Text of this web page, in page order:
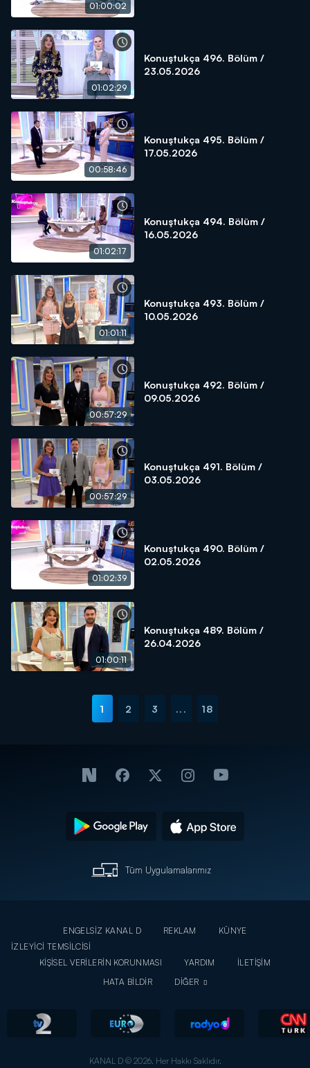
01:00:02
01:02:29
Konuştukça 496. Bölüm /
23.05.2026
00:58:46
Konuştukça 495. Bölüm /
17.05.2026
01:02:17
Konuştukça 494. Bölüm /
16.05.2026
01:01:11
Konuştukça 493. Bölüm /
10.05.2026
00:57:29
Konuştukça 492. Bölüm /
09.05.2026
00:57:29
Konuştukça 491. Bölüm /
03.05.2026
01:02:39
Konuştukça 490. Bölüm /
02.05.2026
01:00:11
Konuştukça 489. Bölüm /
26.04.2026
1 2 3 ... 18
Tüm Uygulamalarımız
ENGELSİZ KANAL D REKLAM
KÜNYE
İZLEYİCİ TEMSİLCİSİ
KİŞİSEL VERİLERİN KORUNMASI
YARDIM
İLETİŞİM
HATA BİLDİR
DİĞER
KANAL D © 2026. Her Hakkı Saklıdır.